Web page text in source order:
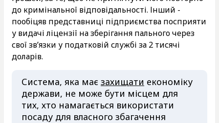
до кримінальної відповідальності. Інший -
пообіцяв представниці підприємства посприяти
у видачі ліцензії на зберігання пального через
свої зв’язки у податковій службі за 2 тисячі
доларів.
Система, яка має захищати економіку
держави, не може бути місцем для
тих, хто намагається використати
посаду для власного збагачення